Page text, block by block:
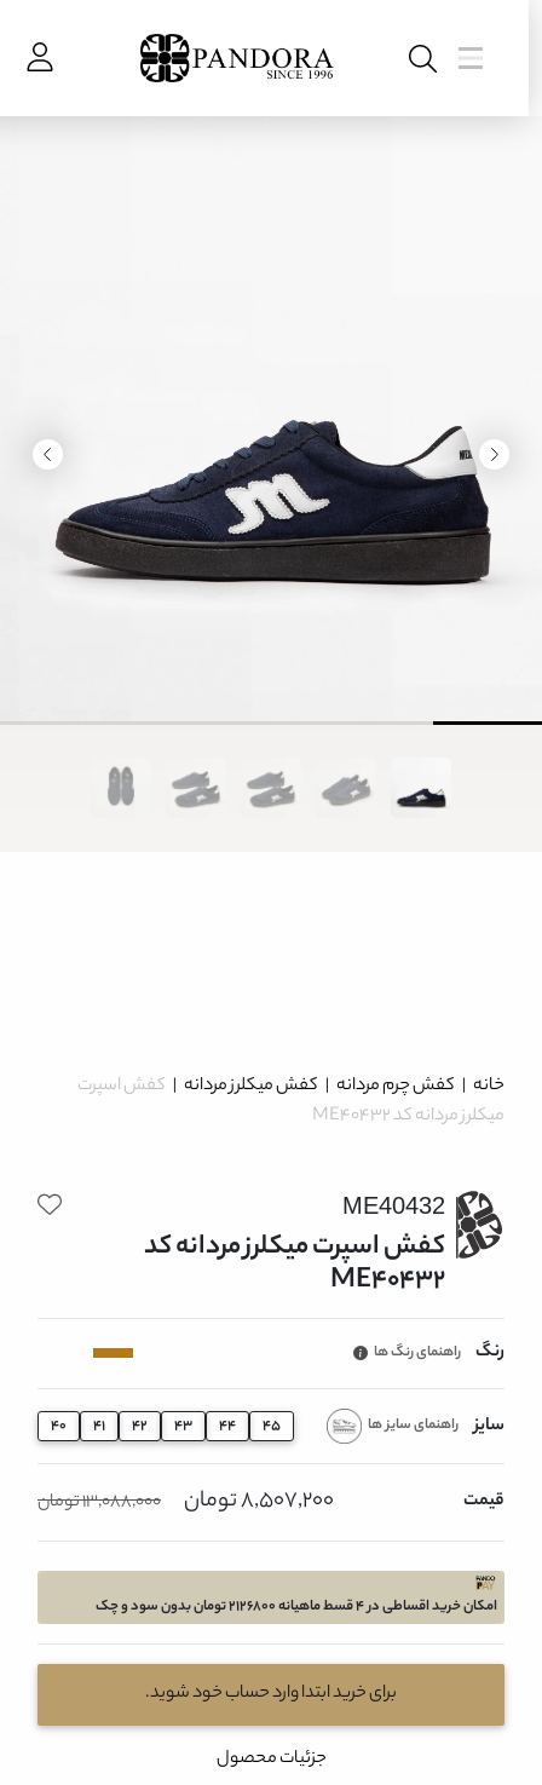
خانه | کفش چرم مردانه| کفش میکلرز مردانه| کفش اسپرت
میکلرز مردانه کد ME40432
ME40432
کفش اسپرت میکلرز مردانه کد
ME40432
رنگ راهنمای رنگ ها
سایز راهنمای سایز ها 40 42 43 44 45
قیمت 8,507,200 تومان 13,088,000 تومان
امکان خرید اقساطی در 4 قسط ماهیانه 2126800 تومان بدون سود و چک
برای خرید ابتدا وارد حساب خود شوید.
جزئیات محصول